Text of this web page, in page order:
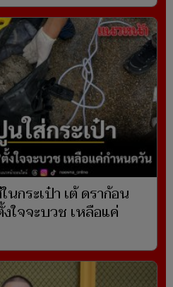
กระเป๋า เต้ ดราก้อน
ใจจะบวช เหลือแค่